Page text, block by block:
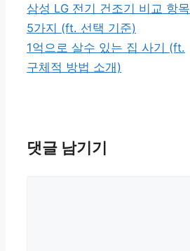
테
고
리
그
삼성 LG 전기 건조기 비교 항목
5가지 (ft. 선택 기준)
1억으로 살수 있는 집 사기 (ft.
구체적 방법 소개)
댓글 남기기